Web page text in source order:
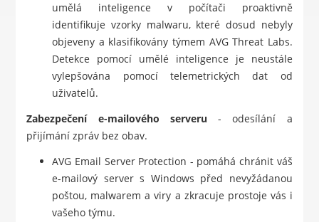
umělá inteligence v počítači proaktivně
identifikuje vzorky malwaru, které dosud nebyly
objeveny a klasifikovány týmem AVG Threat Labs.
Detekce pomocí umělé inteligence je neustále
vylepšována pomocí telemetrických dat od
uživatelů.
Zabezpečení e-mailového serveru - odesílání a
přijímání zpráv bez obav.
AVG Email Server Protection - pomáhá chránit váš
e-mailový server s Windows před nevyžádanou
poštou, malwarem a viry a zkracuje prostoje vás i
vašeho týmu.